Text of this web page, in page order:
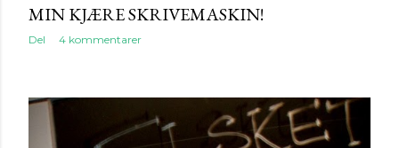
MIN KJÆRE SKRIVEMASKIN!
Del 4 kommentarer